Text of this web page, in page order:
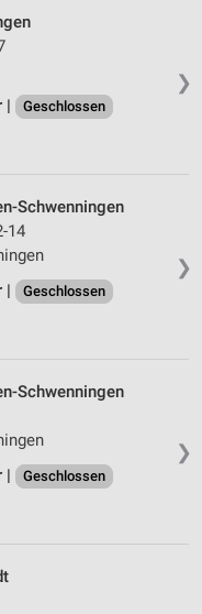
❯
|
Geschlossen
❯
Schwenningen
14
|
Geschlossen
❯
Schwenningen
|
Geschlossen